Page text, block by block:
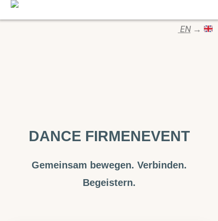
EN→
DANCE FIRMENEVENT
Gemeinsam bewegen. Verbinden.
Begeistern.